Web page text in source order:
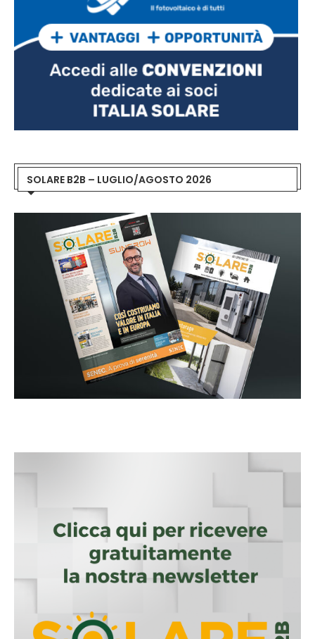
SOLARE B2B – LUGLIO/AGOSTO 2026